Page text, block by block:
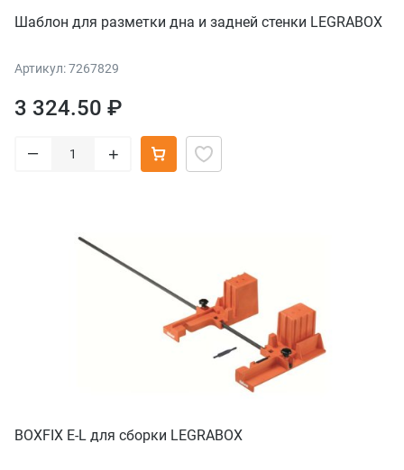
Шаблон для разметки дна и задней стенки LEGRABOX
Артикул: 7267829
3 324.50 ₽
– +
BOXFIX E-L для сборки LEGRABOX